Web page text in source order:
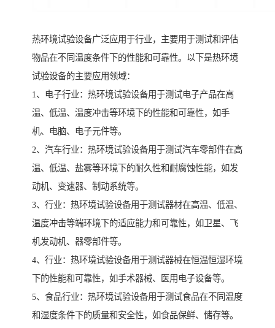
热环境试验设备广泛应用于行业，主要用于测试和评估
物品在不同温度条件下的性能和可靠性。以下是热环境
试验设备的主要应用领域：
1、电子行业：热环境试验设备用于测试电子产品在高
温、低温、温度冲击等环境下的性能和可靠性，如手
机、电脑、电子元件等。
2、汽车行业：热环境试验设备用于测试汽车零部件在高
温、低温、盐雾等环境下的耐久性和耐腐蚀性能，如发
动机、变速器、制动系统等。
3、行业：热环境试验设备用于测试器材在高温、低温、
温度冲击等端环境下的适应能力和可靠性，如卫星、飞
机发动机、器零部件等。
4、行业：热环境试验设备用于测试器械在恒温恒湿环境
下的性能和可靠性，如手术器械、医用电子设备等。
5、食品行业：热环境试验设备用于测试食品在不同温度
和湿度条件下的质量和安全性，如食品保鲜、储存等。